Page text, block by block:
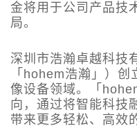
金将用于公司产品技
局。
深圳市浩瀚卓越科技
「hohem浩瀚」）
像设备领域。「
向，通过将智能科技
带来更多轻松、高效